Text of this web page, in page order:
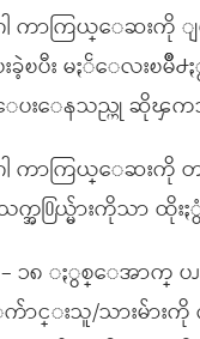
ါ ကာကြယ္ေဆးကို
ခဲ့ၿပီး မႏၲေလးၿ
ေပးေနသည္ဟု ဆိုၾ
ဂါ ကာကြယ္ေဆး
႐ြယ္မ်ားကိုသာ ထို
ႏွစ္ေအာက္ ပၪၥ
းသူ/သားမ်ားကို